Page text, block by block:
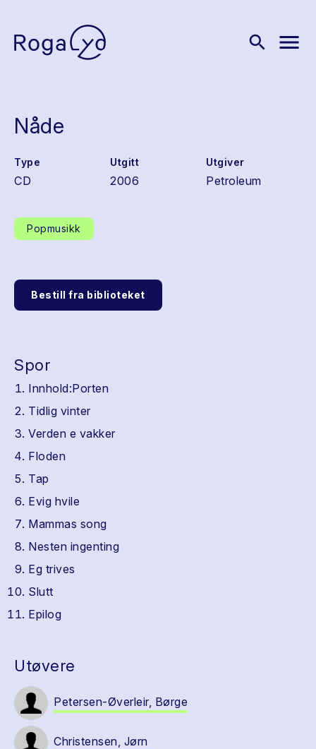
search menu
Nåde
Type
CD
Utgitt
2006
Utgiver
Petroleum
Popmusikk
Bestill fra biblioteket
Spor
Innhold:Porten
Tidlig vinter
Verden e vakker
Floden
Tap
Evig hvile
Mammas song
Nesten ingenting
Eg trives
Slutt
Epilog
Utøvere
Petersen-Øverleir, Børge
Christensen, Jørn